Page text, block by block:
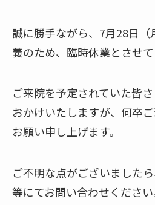
誠に勝手ながら、7月28日
義のため、臨時休業とさせて
ご来院を予定されていた皆
おかけいたしますが、何卒
お願い申し上げます。
ご不明な点がございました
等にてお問い合わせください